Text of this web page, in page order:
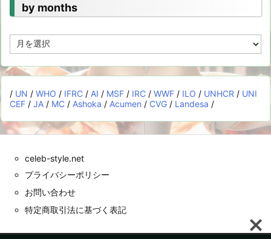
by months
by
months
/ UN / WHO / IFRC / AI / MSF / IRC / WWF / ILO / UNHCR / UNI
CEF / JA / MC / Ashoka / Acumen / CVG / Landesa /
celeb-style.net
プライバシーポリシー
お問い合わせ
特定商取引法に基づく表記